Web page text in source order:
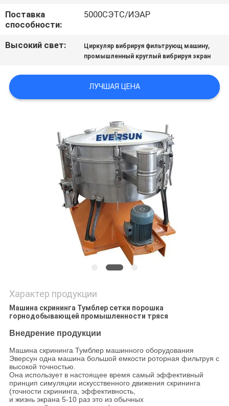
ЦИТАТУ
SITEMAP
УЕДИНЕНИЯ
Поставка
способности:
5000СЭТС/ИЭАР
Высокий свет: Циркуляр вибрируя фильтрующ машину,
промышленный круглый вибрируя экран
ЛУЧШАЯ ЦЕНА
Характер продукции
Машина скрининга Тумблер сетки порошка
горнодобывающей промышленности тряся
Внедрение продукции
Машина скрининга Тумблер машинного оборудования
Эверсун одна машина большой емкости роторная фильтруя с
высокой точностью.
Она использует в настоящее время самый эффективный
принцип симуляции искусственного движения скрининга
(точности скрининга, эффективность,
и жизнь экрана 5-10 раз это из обычных